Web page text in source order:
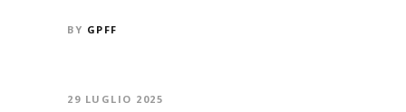
BY GPFF
29 LUGLIO 2025